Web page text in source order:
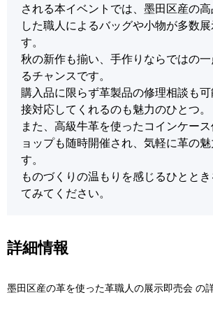
される本イベントでは、墨田区産の
した職人によるバッグや小物が多数
す。
秋の新作も揃い、手作りならではの一
るチャンスです。
購入品に限らず革製品の修理相談も
接対応してくれるのも魅力のひとつ。
また、高級牛革を使ったコインケー
ョップも随時開催され、気軽に革の
す。
ものづくりの温もりを感じるひとと
てみてください。
詳細情報
墨田区産の革を使った革職人の展示即売会 の